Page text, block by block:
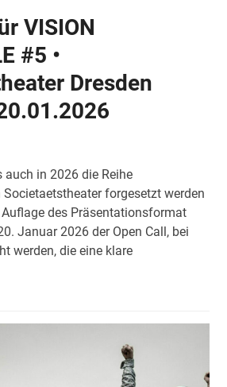
VISION
#5 •
Dresden
auch in 2026 die Reihe
forgesetzt werden
des Präsentationsformat
Januar 2026 der Open Call, bei
werden, die eine klare